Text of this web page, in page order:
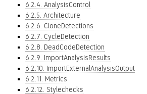
6.2.4. AnalysisControl
6.2.5. Architecture
6.2.6. CloneDetections
6.2.7. CycleDetection
6.2.8. DeadCodeDetection
6.2.9. ImportAnalysisResults
6.2.10. ImportExternalAnalysisOutput
6.2.11. Metrics
6.2.12. Stylechecks